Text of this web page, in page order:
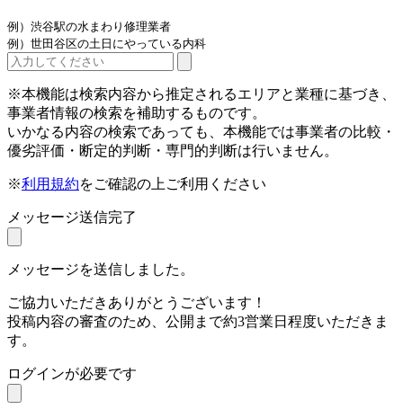
例）渋谷駅の水まわり修理業者
例）世田谷区の土日にやっている内科
※本機能は検索内容から推定されるエリアと業種に基づき、
事業者情報の検索を補助するものです。
いかなる内容の検索であっても、本機能では事業者の比較・
優劣評価・断定的判断・専門的判断は行いません。
※利用規約をご確認の上ご利用ください
メッセージ送信完了
メッセージを送信しました。
ご協力いただきありがとうございます！
投稿内容の審査のため、公開まで約3営業日程度いただきま
す。
ログインが必要です